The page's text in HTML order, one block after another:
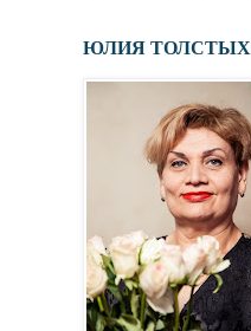
ЮЛИЯ ТОЛСТЫХ